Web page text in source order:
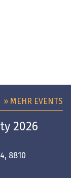
» MEHR EVENTS
2026
8810